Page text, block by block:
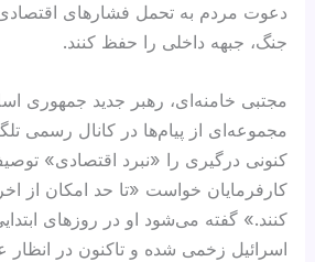
دعوت مردم به تحمل فشارهای اقتصادی
جنگ، جبهه داخلی را حفظ کنند.
مجتبی خامنه‌ای، رهبر جدید جمهوری
مجموعه‌ای از پیام‌ها در کانال رسمی
کنونی درگیری را «نبرد اقتصادی»
کارفرمایان خواست «تا حد امکان از
کنند.» گفته می‌شود او در روزهای
اسرائیل زخمی شده و تاکنون در